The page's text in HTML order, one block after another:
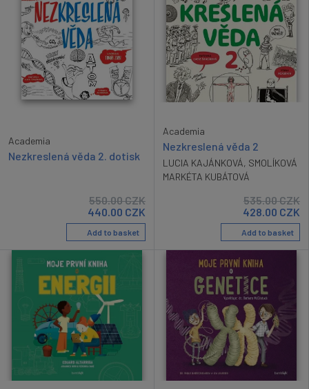
Academia
Nezkreslená věda 2. dotisk
550.00CZK
440.00 CZK
Add to basket
Academia
Nezkreslená věda 2
LUCIA KAJÁNKOVÁ, SMOLÍKOVÁ
MARKÉTA KUBÁTOVÁ
535.00CZK
428.00 CZK
Add to basket